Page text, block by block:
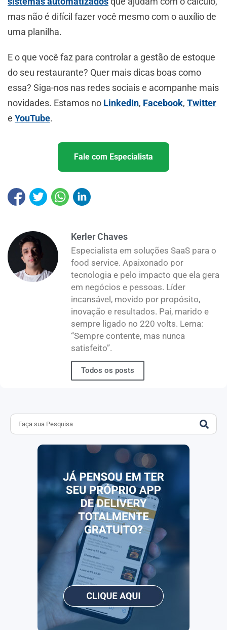
mas não é difícil fazer você mesmo com o auxílio de
uma planilha.
E o que você faz para controlar a gestão de estoque
do seu restaurante? Quer mais dicas boas como
essa? Siga-nos nas redes sociais e acompanhe mais
novidades. Estamos no LinkedIn, Facebook, Twitter
e YouTube.
Fale com Especialista
Kerler Chaves
Especialista em soluções SaaS para o
food service. Apaixonado por
tecnologia e pelo impacto que ela gera
em negócios e pessoas. Líder
incansável, movido por propósito,
inovação e resultados. Pai, marido e
sempre ligado no 220 volts. Lema:
“Sempre contente, mas nunca
satisfeito”.
Todos os posts